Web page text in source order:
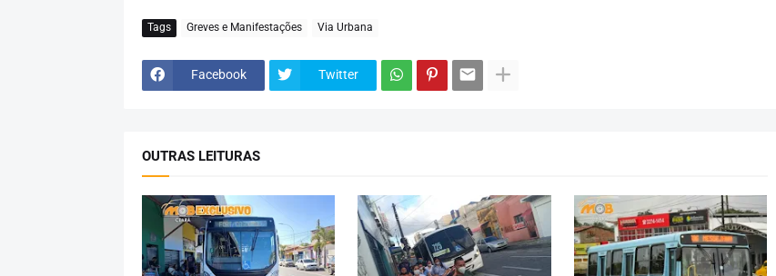
Tags Greves e Manifestações Via Urbana
Facebook Twitter
OUTRAS LEITURAS